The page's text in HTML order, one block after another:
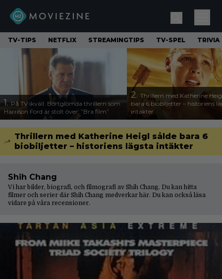
TV-TIPS NETFLIX STREAMINGTIPS TV-SPEL TRIVIA
1. På TV ikväll: Bortglömda thrillern som
Harrison Ford är stolt över: ”Bra film”
2. Thrillern med Katherine
bara 6 biobiljetter – historiens
intäkter
Thrillern med Katherine Heigl sålde bara 6
biobiljetter – historiens lägsta intäkter
Shih Chang
Vi har bilder, biografi, och filmografi av Shih Chang. Du kan hitta
filmer och serier där Shih Chang medverkar här. Du kan också läsa
vidare på våra recensioner.